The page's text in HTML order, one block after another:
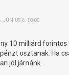
JÚNIUS 6. 10:09
10 milliárd forintos
osztanak. Ha
jól járnánk.